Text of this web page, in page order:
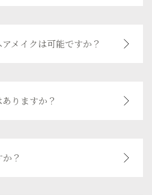
メイクは可能ですか？
りますか？
？